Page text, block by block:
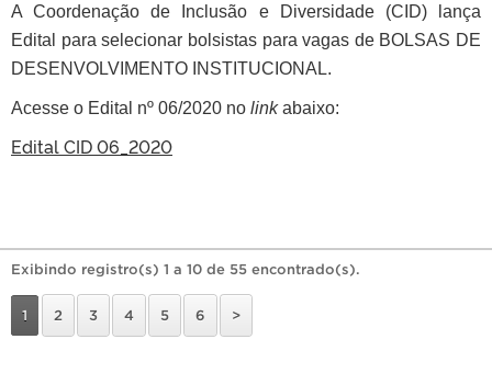
A Coordenação de Inclusão e Diversidade (CID) lança
Edital para selecionar bolsistas para vagas de BOLSAS DE
DESENVOLVIMENTO INSTITUCIONAL.
Acesse o Edital nº 06/2020 no linkabaixo:
Edital CID 06_2020
Exibindo registro(s) 1 a 10 de 55 encontrado(s).
1 2 3 4 5 6 >